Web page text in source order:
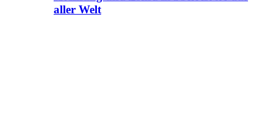
aller Welt